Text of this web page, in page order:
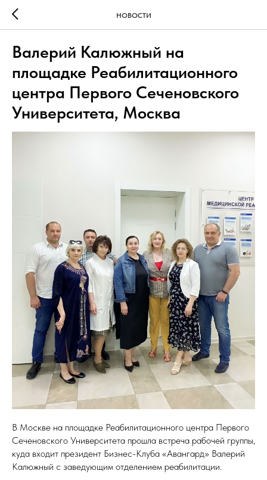
НОВОСТИ
Валерий Калюжный на
площадке Реабилитационного
центра Первого Сеченовского
Университета, Москва
В Москве на площадке Реабилитационного центра Первого
Сеченовского Университета прошла встреча рабочей группы,
куда входит президент Бизнес-Клуба «Авангард» Валерий
Калюжный с заведующим отделением реабилитации.